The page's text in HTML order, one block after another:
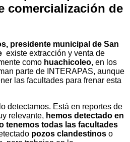
comercialización de
presidente municipal de San
existe extracción y venta de
como huachicoleo, en los
parte de INTERAPAS, aunque
las facultades para frenar esta
detectamos. Está en reportes de
relevante, hemos detectado en
tenemos todas las facultades
pozos clandestinos o